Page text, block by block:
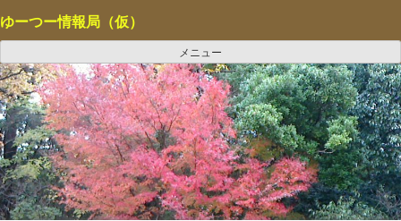
ン
ン
ツ
へ
ス
キ
ッ
プ
ゆーつー情報局（仮）
メニュー